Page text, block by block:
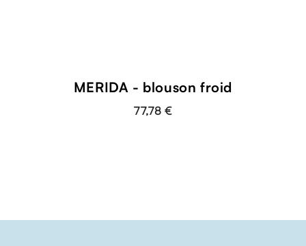
MERIDA - blouson froid
77,78 €